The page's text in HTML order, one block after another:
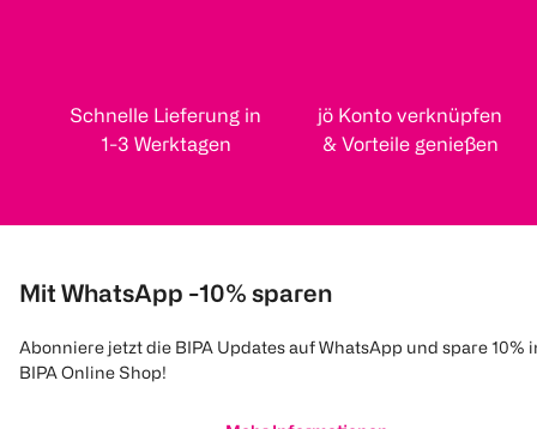
Schnelle Lieferung in
1-3 Werktagen
jö Konto verknüpfen
& Vorteile genießen
Mit WhatsApp -10% sparen
Abonniere jetzt die BIPA Updates auf WhatsApp und spare 10%
BIPA Online Shop!